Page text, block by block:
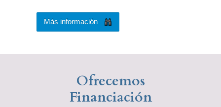
Más información
Ofrecemos
Financiación